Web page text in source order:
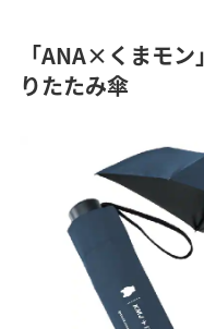
「ANA×くまモ
りたたみ傘